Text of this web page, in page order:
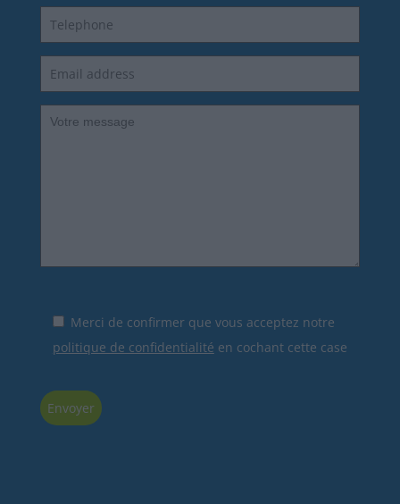
Merci de confirmer que vous acceptez notre
politique de confidentialité en cochant cette case